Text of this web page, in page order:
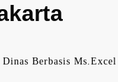
Berbasis